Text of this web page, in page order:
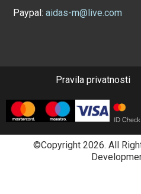
Paypal:aidas-m@live.com
Pravila privatnosti
©Copyright 2026. All